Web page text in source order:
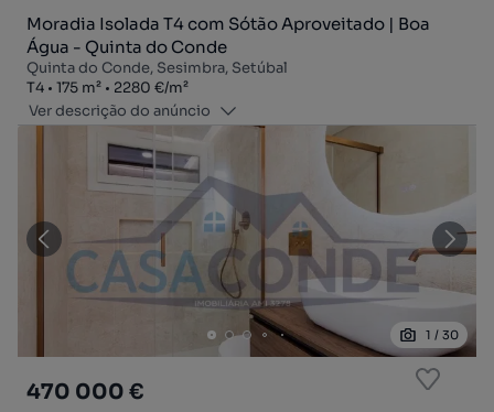
Moradia Isolada T4 com Sótão Aproveitado | Boa
Água - Quinta do Conde
Quinta do Conde, Sesimbra, Setúbal
Tipologia
T4
Zona175 m²
Preço por metro quadrado
2280 €/m²
Ver descrição do anúncio
1 / 30
470 000 €